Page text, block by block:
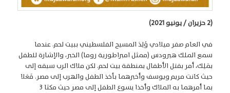
(2 حزيران / يونيو 2021)
في العام صفر ميلادي وُلِدَ المسيح الفلسطيني ببيت لحم. عندما
سمع الملك هيرودس (ممثل امبراطورية روما) الخبر، والإشارة للطفل
بمَلِك، أمر بقتل الأطفال بمنطقة بيت لحم. لكن ملاك الرب سبقه إلى
حيث كانت مريم ويوسف وأخبرهما بأخذ الطفل والهرب إلى مصر. فَعَلا
بما أمرهما به الملاك وأخذا يسوع الطفل إلى مصر حيث مكثا 3